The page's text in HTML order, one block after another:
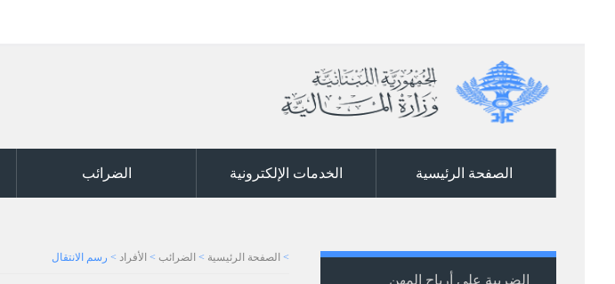
الصفحة الرئيسية الخدمات الإلكترونية الضرائب
الضريبة على أرباح المهن
> الصفحة الرئيسية > الضرائب > الأفراد> رسم الانتقال